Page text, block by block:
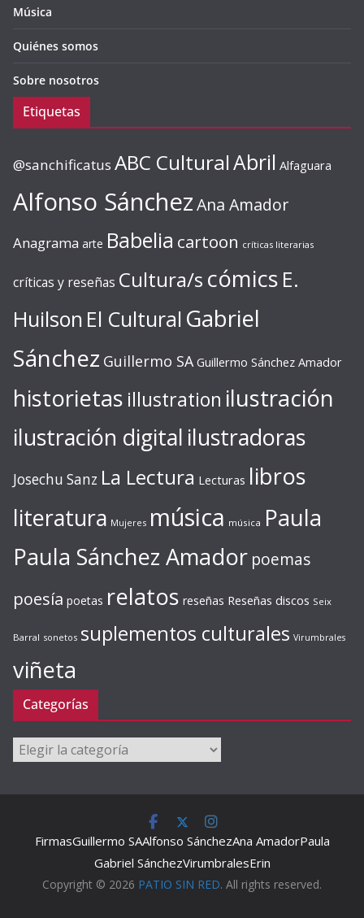
Música
Quiénes somos
Sobre nosotros
Etiquetas
@sanchificatus ABC CulturalAbril Alfaguara
Alfonso SánchezAna Amador
Anagrama arte Babelia cartoon críticas literarias
críticas y reseñas Cultura/s cómics E.
Huilson El Cultural Gabriel
Sánchez Guillermo SA Guillermo Sánchez Amador
historietas illustration ilustración
ilustración digital ilustradoras
Josechu Sanz La Lectura Lecturas libros
literatura Mujeres música música Paula
Paula Sánchez Amador poemas
poesía poetas relatos reseñas Reseñas discos Seix
Barral sonetos suplementos culturales Virumbrales
viñeta
Categorías
Categorías
FirmasGuillermo SAAlfonso SánchezAna AmadorPaula
Gabriel SánchezVirumbralesErin
Copyright © 2026 PATIO SIN RED. All rights reserved.